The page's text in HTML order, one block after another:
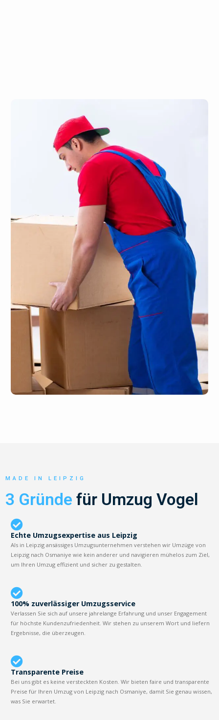
MADE IN LEIPZIG
3 Gründe für Umzug Vogel
Echte Umzugsexpertise aus Leipzig
Als in Leipzig ansässiges Umzugsunternehmen verstehen wir Umzüge von
Leipzig nach Osmaniye wie kein anderer und navigieren mühelos zum Ziel,
um Ihren Umzug effizient und sicher zu gestalten.
100% zuverlässiger Umzugsservice
Verlassen Sie sich auf unsere jahrelange Erfahrung und unser Engagement
für höchste Kundenzufriedenheit. Wir stehen zu unserem Wort und liefern
Ergebnisse, die überzeugen.
Transparente Preise
Bei uns gibt es keine versteckten Kosten. Wir bieten faire und transparente
Preise für Ihren Umzug von Leipzig nach Osmaniye, damit Sie genau wissen,
was Sie erwartet.